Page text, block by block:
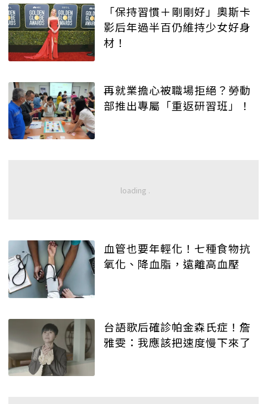
「保持習慣＋剛剛好」奧斯卡
影后年過半百仍維持少女好身
材！
再就業擔心被職場拒絕？勞動
部推出專屬「重返研習班」！
血管也要年輕化！七種食物抗
氧化、降血脂，遠離高血壓
台語歌后確診帕金森氏症！詹
雅雯：我應該把速度慢下來了